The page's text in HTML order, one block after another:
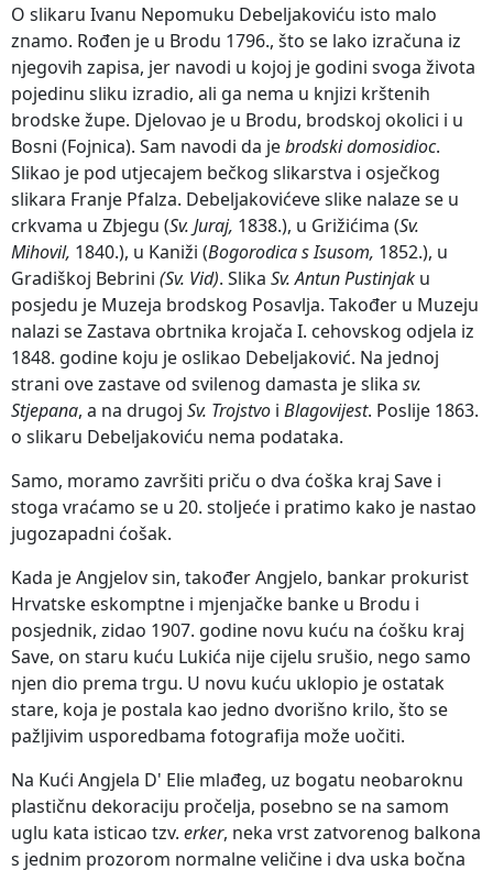
O slikaru Ivanu Nepomuku Debeljakoviću isto malo
znamo. Rođen je u Brodu 1796., što se lako izračuna iz
njegovih zapisa, jer navodi u kojoj je godini svoga života
pojedinu sliku izradio, ali ga nema u knjizi krštenih
brodske župe. Djelovao je u Brodu, brodskoj okolici i u
Bosni (Fojnica). Sam navodi da jebrodski domosidioc.
Slikao je pod utjecajem bečkog slikarstva i osječkog
slikara Franje Pfalza. Debeljakovićeve slike nalaze se u
crkvama u Zbjegu (Sv. Juraj, 1838.), u Grižićima (Sv.
Mihovil, 1840.), u Kaniži (Bogorodica s Isusom, 1852.), u
Gradiškoj Bebrini (Sv. Vid). Slika Sv. Antun Pustinjak u
posjedu je Muzeja brodskog Posavlja. Također u Muzeju
nalazi se Zastava obrtnika krojača I. cehovskog odjela iz
1848. godine koju je oslikao Debeljaković. Na jednoj
strani ove zastave od svilenog damasta je slika sv.
Stjepana, a na drugoj Sv. Trojstvo i Blagovijest. Poslije 1863.
o slikaru Debeljakoviću nema podataka.
Samo, moramo završiti priču o dva ćoška kraj Save i
stoga vraćamo se u 20. stoljeće i pratimo kako je nastao
jugozapadni ćošak.
Kada je Angjelov sin, također Angjelo, bankar prokurist
Hrvatske eskomptne i mjenjačke banke u Brodu i
posjednik, zidao 1907. godine novu kuću na ćošku kraj
Save, on staru kuću Lukića nije cijelu srušio, nego samo
njen dio prema trgu. U novu kuću uklopio je ostatak
stare, koja je postala kao jedno dvorišno krilo, što se
pažljivim usporedbama fotografija može uočiti.
Na Kući Angjela D' Elie mlađeg, uz bogatu neobaroknu
plastičnu dekoraciju pročelja, posebno se na samom
uglu kata isticao tzv. erker, neka vrst zatvorenog balkona
s jednim prozorom normalne veličine i dva uska bočna